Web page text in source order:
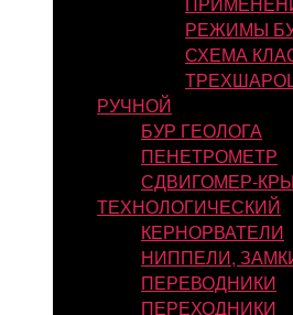
РЕЖИМЫ
СХЕМА
РУЧНОЙ
БУР ГЕОЛОГА
ПЕНЕТРОМЕТР
СДВИГОМЕР-
ТЕХНОЛОГИЧЕСКИЙ
КЕРНОРВАТЕЛИ
НИППЕЛИ,
ПЕРЕВОДНИКИ
ПЕРЕХОДНИКИ